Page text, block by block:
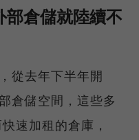
部倉儲就陸續不
從去年下半年開
倉儲空間，這些多
速加租的倉庫，